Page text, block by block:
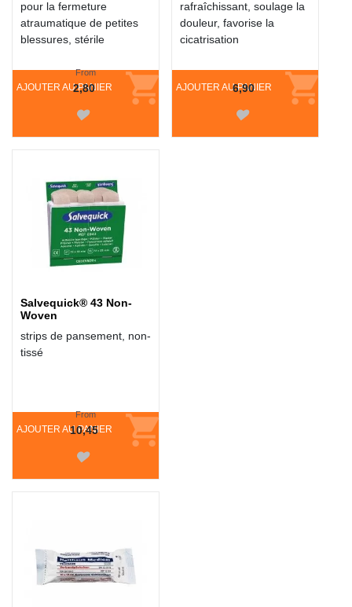
pour la fermeture
atraumatique de petites
blessures, stérile
AJOUTER AU PANIER
From
2,80
rafraîchissant, soulage la
douleur, favorise la
cicatrisation
AJOUTER AU PANIER
6,90
Salvequick® 43 Non-
Woven
strips de pansement, non-
tissé
AJOUTER AU PANIER
From
10,45